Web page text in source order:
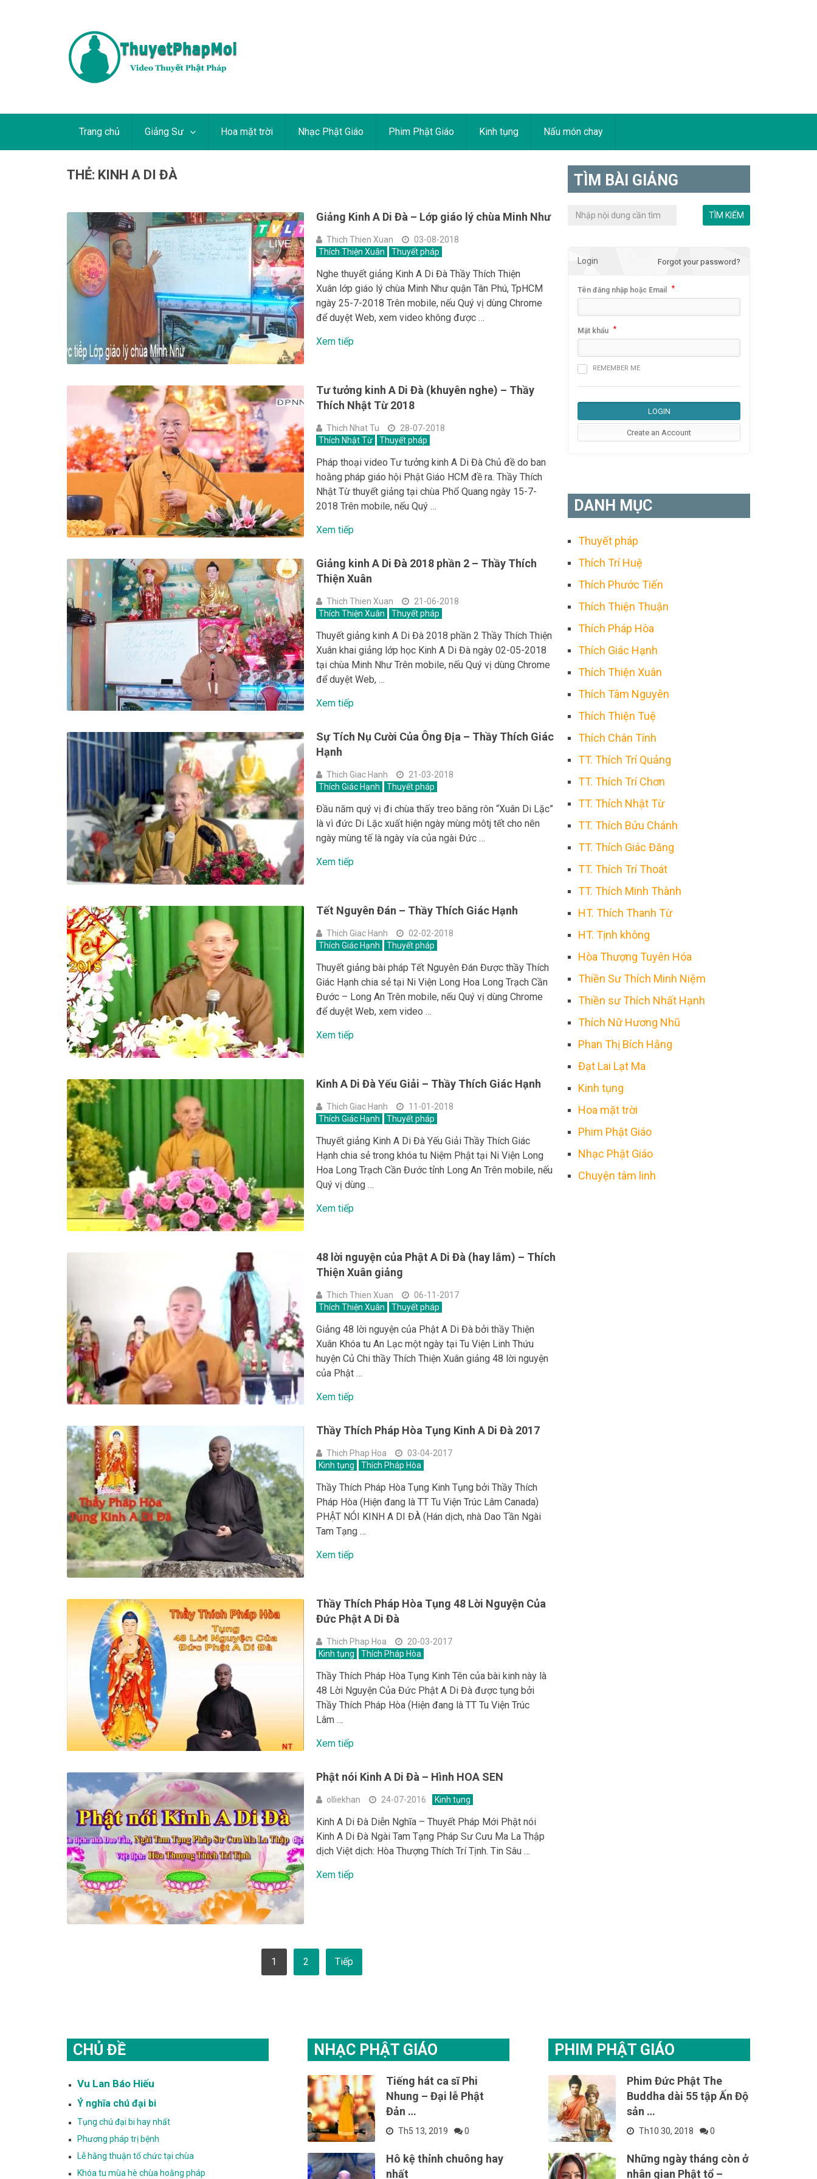
Trang chủ Giảng Sư Hoa mặt trời Nhạc Phật Giáo Phim Phật Giáo Kinh tụng Nấu món chay
THẺ: KINH A DI ĐÀ
Giảng Kinh A Di Đà – Lớp giáo lý chùa Minh Như
Thich Thien Xuan
03-08-2018
Thích Thiện Xuân
Thuyết pháp
Nghe thuyết giảng Kinh A Di Đà Thầy Thích Thiện
Xuân lớp giáo lý chùa Minh Như quận Tân Phú, TpHCM
ngày 25-7-2018 Trên mobile, nếu Quý vị dùng Chrome
để duyệt Web, xem video không được …
Xem tiếp
Tư tưởng kinh A Di Đà (khuyên nghe) – Thầy
Thích Nhật Từ 2018
Thich Nhat Tu
28-07-2018
Thích Nhật Từ
Thuyết pháp
Pháp thoại video Tư tưởng kinh A Di Đà Chủ đề do ban
hoằng pháp giáo hội Phật Giáo HCM đề ra. Thầy Thích
Nhật Từ thuyết giảng tại chùa Phổ Quang ngày 15-7-
2018 Trên mobile, nếu Quý …
Xem tiếp
Giảng kinh A Di Đà 2018 phần 2 – Thầy Thích
Thiện Xuân
Thich Thien Xuan
21-06-2018
Thích Thiện Xuân
Thuyết pháp
Thuyết giảng kinh A Di Đà 2018 phần 2 Thầy Thích Thiện
Xuân khai giảng lớp học Kinh A Di Đà ngày 02-05-2018
tại chùa Minh Như Trên mobile, nếu Quý vị dùng Chrome
để duyệt Web, …
Xem tiếp
Sự Tích Nụ Cười Của Ông Địa – Thầy Thích Giác
Hạnh
Thich Giac Hanh
21-03-2018
Thích Giác Hạnh
Thuyết pháp
Đầu năm quý vị đi chùa thấy treo băng rôn “Xuân Di Lặc”
là vì đức Di Lặc xuất hiện ngày mùng môtj tết cho nên
ngày mùng tế là ngày vía của ngài Đức …
Xem tiếp
Tết Nguyên Đán – Thầy Thích Giác Hạnh
Thich Giac Hanh
02-02-2018
Thích Giác Hạnh
Thuyết pháp
Thuyết giảng bài pháp Tết Nguyên Đán Được thầy Thích
Giác Hạnh chia sẻ tại Ni Viện Long Hoa Long Trạch Cần
Đước – Long An Trên mobile, nếu Quý vị dùng Chrome
để duyệt Web, xem video …
Xem tiếp
Kinh A Di Đà Yếu Giải – Thầy Thích Giác Hạnh
Thich Giac Hanh
11-01-2018
Thích Giác Hạnh
Thuyết pháp
Thuyết giảng Kinh A Di Đà Yếu Giải Thầy Thích Giác
Hạnh chia sẻ trong khóa tu Niệm Phật tại Ni Viện Long
Hoa Long Trạch Cần Đước tỉnh Long An Trên mobile, nếu
Quý vị dùng …
Xem tiếp
48 lời nguyện của Phật A Di Đà (hay lắm) – Thích
Thiện Xuân giảng
Thich Thien Xuan
06-11-2017
Thích Thiện Xuân
Thuyết pháp
Giảng 48 lời nguyện của Phật A Di Đà bởi thầy Thiện
Xuân Khóa tu An Lạc một ngày tại Tu Viện Linh Thứu
huyện Củ Chi thầy Thích Thiện Xuân giảng 48 lời nguyện
của Phật …
Xem tiếp
Thầy Thích Pháp Hòa Tụng Kinh A Di Đà 2017
Thich Phap Hoa
03-04-2017
Kinh tụng
Thích Pháp Hòa
Thầy Thích Pháp Hòa Tụng Kinh Tụng bởi Thầy Thích
Pháp Hòa (Hiện đang là TT Tu Viện Trúc Lâm Canada)
PHẬT NÓI KINH A DI ĐÀ (Hán dịch, nhà Dao Tần Ngài
Tam Tạng …
Xem tiếp
Thầy Thích Pháp Hòa Tụng 48 Lời Nguyện Của
Đức Phật A Di Đà
Thich Phap Hoa
20-03-2017
Kinh tụng
Thích Pháp Hòa
Thầy Thích Pháp Hòa Tụng Kinh Tên của bài kinh này là
48 Lời Nguyện Của Đức Phật A Di Đà được tụng bởi
Thầy Thích Pháp Hòa (Hiện đang là TT Tu Viện Trúc
Lâm …
Xem tiếp
Phật nói Kinh A Di Đà – Hình HOA SEN
olliekhan 24-07-2016 Kinh tụng
Kinh A Di Đà Diễn Nghĩa – Thuyết Pháp Mới Phật nói
Kinh A Di Đà Ngài Tam Tạng Pháp Sư Cưu Ma La Thập
dịch Việt dịch: Hòa Thượng Thích Trí Tịnh. Tin Sâu …
Xem tiếp
1 2 Tiếp
TÌM BÀI GIẢNG
Login Forgot your password?
Tên đăng nhập hoặc Email *
Mật khẩu *
REMEMBER ME
DANH MỤC
Thuyết pháp
Thích Trí Huệ
Thích Phước Tiến
Thích Thiện Thuận
Thích Pháp Hòa
Thích Giác Hạnh
Thích Thiện Xuân
Thích Tâm Nguyên
Thích Thiện Tuệ
Thích Chân Tính
TT. Thích Trí Quảng
TT. Thích Trí Chơn
TT. Thích Nhật Từ
TT. Thích Bửu Chánh
TT. Thích Giác Đăng
TT. Thích Trí Thoát
TT. Thích Minh Thành
HT. Thích Thanh Từ
HT. Tịnh không
Hòa Thượng Tuyên Hóa
Thiền Sư Thích Minh Niệm
Thiền sư Thích Nhất Hạnh
Thích Nữ Hương Nhũ
Phan Thị Bích Hằng
Đạt Lai Lạt Ma
Kinh tụng
Hoa mặt trời
Phim Phật Giáo
Nhạc Phật Giáo
Chuyện tâm linh
CHỦ ĐỀ
Vu Lan Báo Hiếu
Ý nghĩa chú đại bi
Tụng chú đại bi hay nhất
Phương pháp trị bệnh
Lễ hằng thuận tổ chức tại chùa
Khóa tu mùa hè chùa hoằng pháp
NHẠC PHẬT GIÁO
Tiếng hát ca sĩ Phi
Nhung – Đại lễ Phật
Đản …
Th5 13, 2019 0
Hô kệ thỉnh chuông hay
nhất
PHIM PHẬT GIÁO
Phim Đức Phật The
Buddha dài 55 tập Ấn Độ
sản …
Th10 30, 2018 0
Những ngày tháng còn ở
nhân gian Phật tổ –